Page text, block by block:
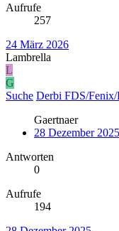
Aufrufe
257
24 März 2026
Lambrella
L
G
Suche Derbi FDS/Fenix/
Gaertnaer
28 Dezember 2025
Antworten
0
Aufrufe
194